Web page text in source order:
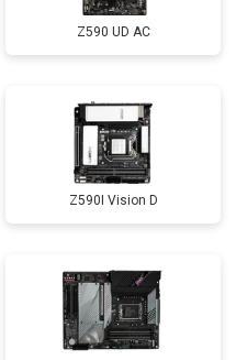
Z590 UD AC
Z590I Vision D